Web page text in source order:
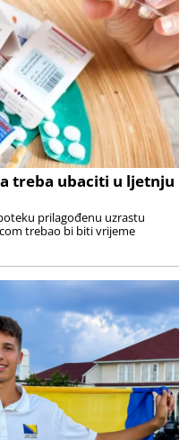
treba ubaciti u ljetnju
prilagođenu uzrastu
trebao bi biti vrijeme